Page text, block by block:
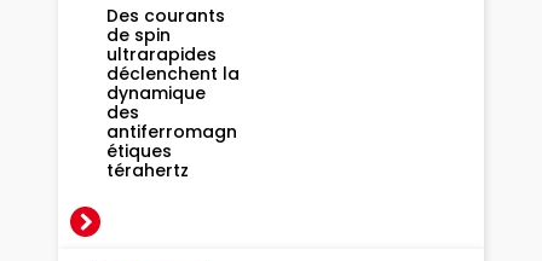
u
i
d
e
s
Des courants
de spin
ultrarapides
déclenchent la
dynamique
des
antiferromagn
étiques
térahertz